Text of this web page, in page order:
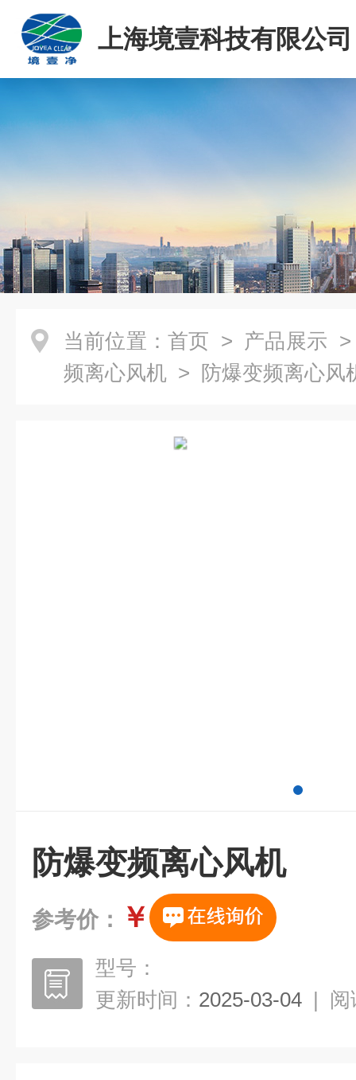
上海境壹科技有限公司
当前位置： 首页 > 产品展示
频离心风机 > 防爆变频离心风
防爆变频离心风机
参考价： ￥
型号：
更新时间： 2025-03-04 | 阅